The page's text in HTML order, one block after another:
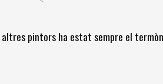
altres pintors ha estat sempre el